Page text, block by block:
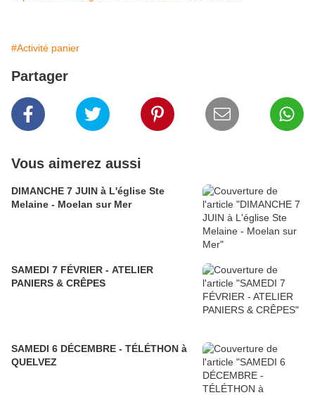
#Activité panier
Partager
Vous aimerez aussi
DIMANCHE 7 JUIN à L'église Ste
Melaine - Moelan sur Mer
SAMEDI 7 FÉVRIER - ATELIER
PANIERS & CRÊPES
SAMEDI 6 DÉCEMBRE - TÉLÉTHON à
QUELVEZ